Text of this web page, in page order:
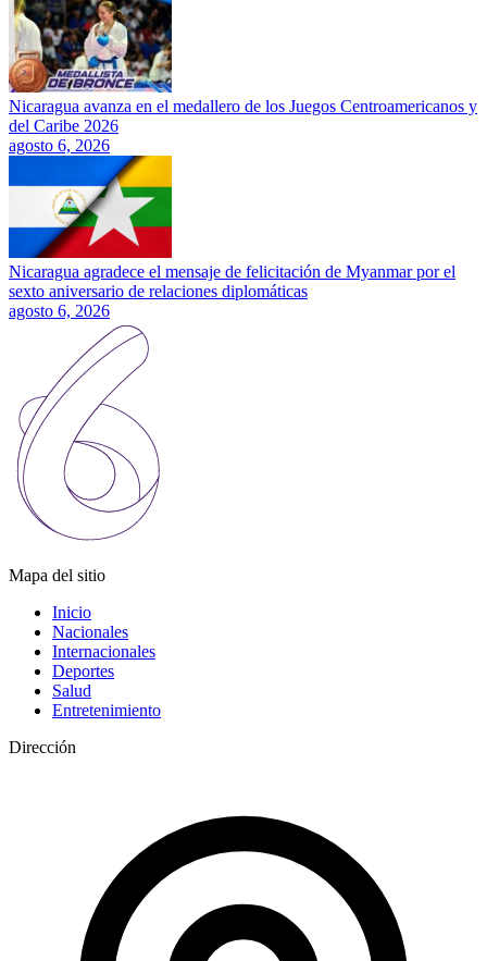
Nicaragua avanza en el medallero de los Juegos Centroamericanos y
del Caribe 2026
agosto 6, 2026
Nicaragua agradece el mensaje de felicitación de Myanmar por el
sexto aniversario de relaciones diplomáticas
agosto 6, 2026
Mapa del sitio
Inicio
Nacionales
Internacionales
Deportes
Salud
Entretenimiento
Dirección